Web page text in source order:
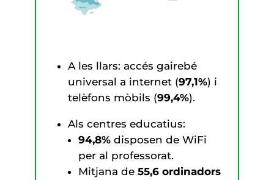
A les llars: accés gairebé
universal a internet (97,1%) i
telèfons mòbils (99,4%).
Als centres educatius:
94,8%disposen de WiFi
per al professorat.
Mitjana de 55,6 ordinadors